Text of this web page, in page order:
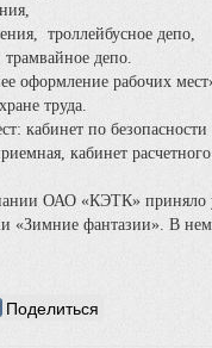
троллейбусное депо,
депо.
оформление рабочих
труда.
кабинет по
кабинет
ОАО «КЭТК» приняло
«Зимние фантазии». В
Поделиться